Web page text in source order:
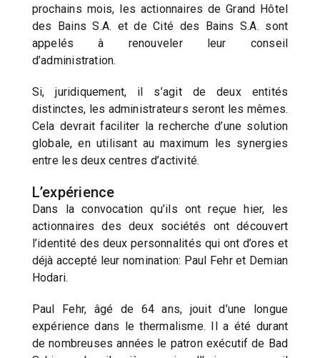
prochains mois, les actionnaires de Grand Hôtel
des Bains S.A. et de Cité des Bains S.A. sont
appelés à renouveler leur conseil
d’administration.
Si, juridiquement, il s’agit de deux entités
distinctes, les administrateurs seront les mêmes.
Cela devrait faciliter la recherche d’une solution
globale, en utilisant au maximum les synergies
entre les deux centres d’activité.
L’expérience
Dans la convocation qu’ils ont reçue hier, les
actionnaires des deux sociétés ont découvert
l’identité des deux personnalités qui ont d’ores et
déjà accepté leur nomination: Paul Fehr et Demian
Hodari.
Paul Fehr, âgé de 64 ans, jouit d’une longue
expérience dans le thermalisme. Il a été durant
de nombreuses années le patron exécutif de Bad